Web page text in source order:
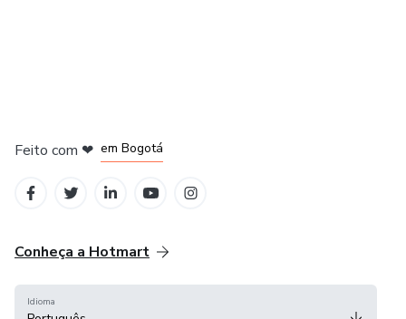
Feito com ❤ em Bogotá
Conheça a Hotmart
Idioma